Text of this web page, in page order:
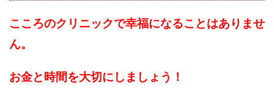
こころのクリニックで幸福になることはありませ
ん。
お金と時間を大切にしましょう！